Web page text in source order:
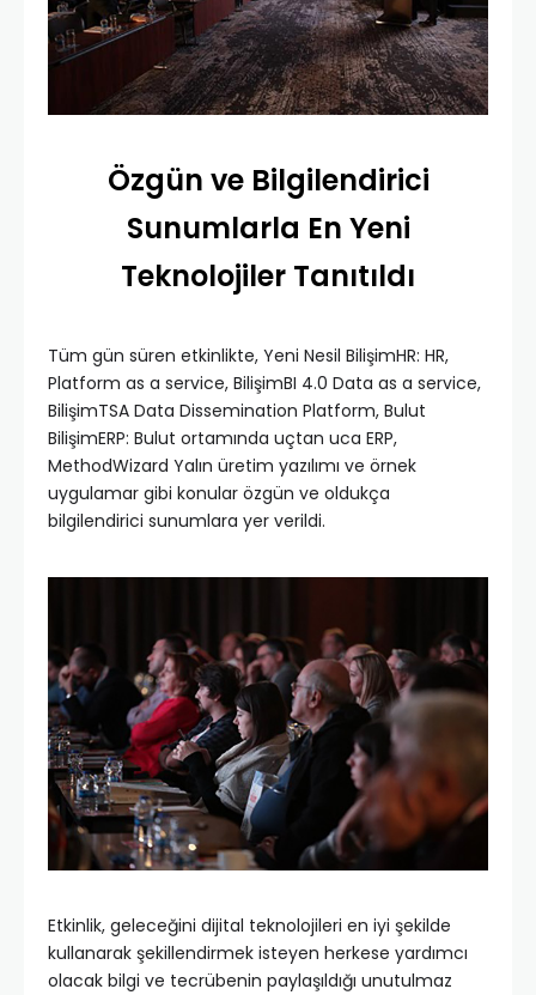
Özgün ve Bilgilendirici
Sunumlarla En Yeni
Teknolojiler Tanıtıldı
Tüm gün süren etkinlikte, Yeni Nesil BilişimHR: HR,
Platform as a service, BilişimBI 4.0 Data as a service,
BilişimTSA Data Dissemination Platform, Bulut
BilişimERP: Bulut ortamında uçtan uca ERP,
MethodWizard Yalın üretim yazılımı ve örnek
uygulamar gibi konular özgün ve oldukça
bilgilendirici sunumlara yer verildi.
Etkinlik, geleceğini dijital teknolojileri en iyi şekilde
kullanarak şekillendirmek isteyen herkese yardımcı
olacak bilgi ve tecrübenin paylaşıldığı unutulmaz